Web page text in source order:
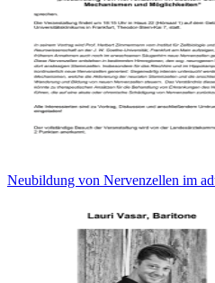
Neubildung von Nervenzellen im